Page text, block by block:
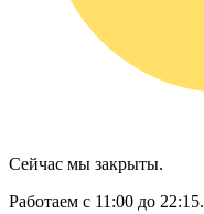
Сейчас мы закрыты.
Работаем с 11:00 до 22:15.